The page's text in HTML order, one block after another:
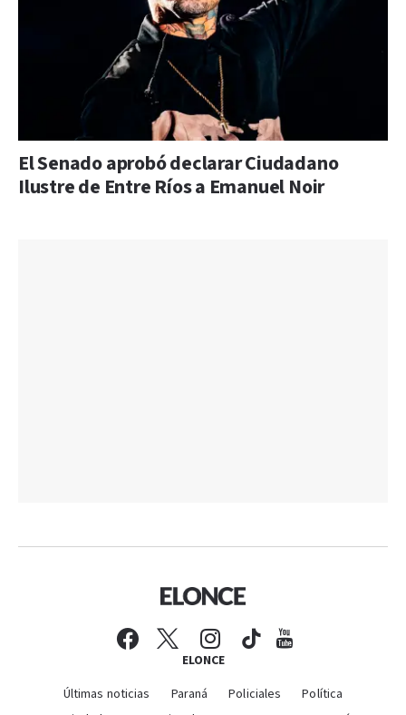
El Senado aprobó declarar Ciudadano
Ilustre de Entre Ríos a Emanuel Noir
ELONCE
Últimas noticias Paraná Policiales
Política